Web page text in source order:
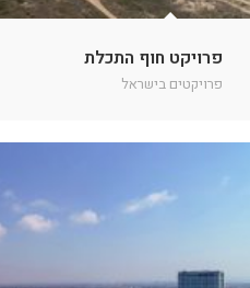
פרויקט חוף התכלת
פרויקטים בישראל